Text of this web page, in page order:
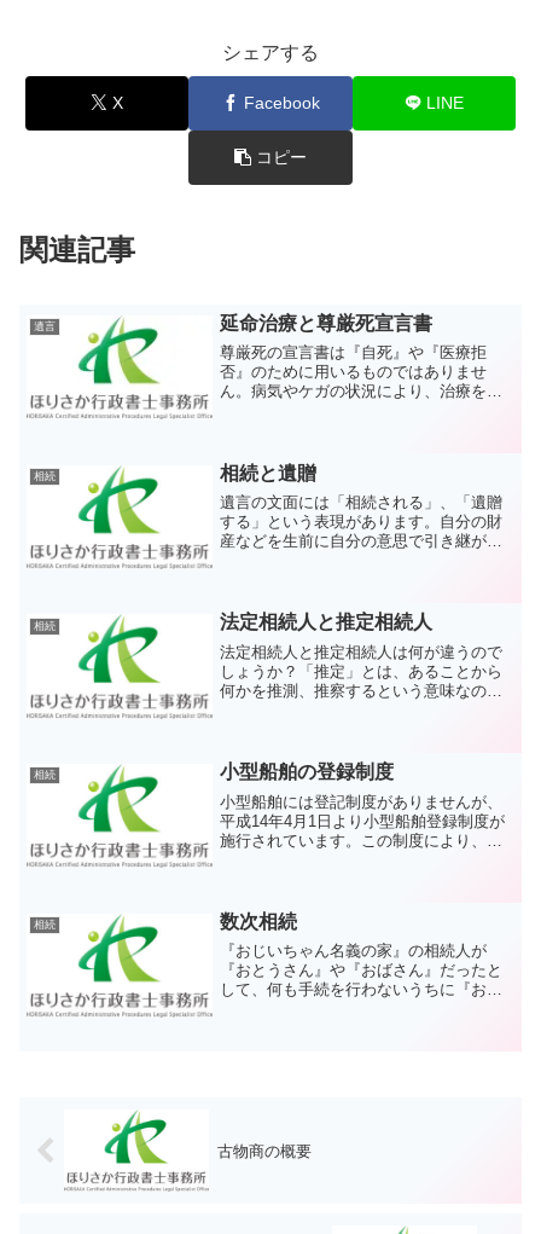
シェアする
X Facebook LINE
コピー
関連記事
遺言 延命治療と尊厳死宣言書
尊厳死の宣言書は『自死』や『医療拒
否』のために用いるものではありませ
ん。病気やケガの状況により、治療を受
ものです。
相続 相続と遺贈
遺言の文面には「相続される」、「遺贈
する」という表現があります。自分の財
産などを生前に自分の意思で引き継がせ
れぞれ意味が異なります。
相続 法定相続人と推定相続人
法定相続人と推定相続人は何が違うので
しょうか？「推定」とは、あることから
何かを推測、推察するという意味なの
者の○○と子供の△△になるだろう」とい
相続 小型船舶の登録制度
小型船舶には登記制度がありませんが、
平成14年4月1日より小型船舶登録制度が
施行されています。この制度により、
きない」となっています
相続 数次相続
『おじいちゃん名義の家』の相続人が
『おとうさん』や『おばさん』だったと
して、何も手続を行わないうちに『おと
古物商の概要